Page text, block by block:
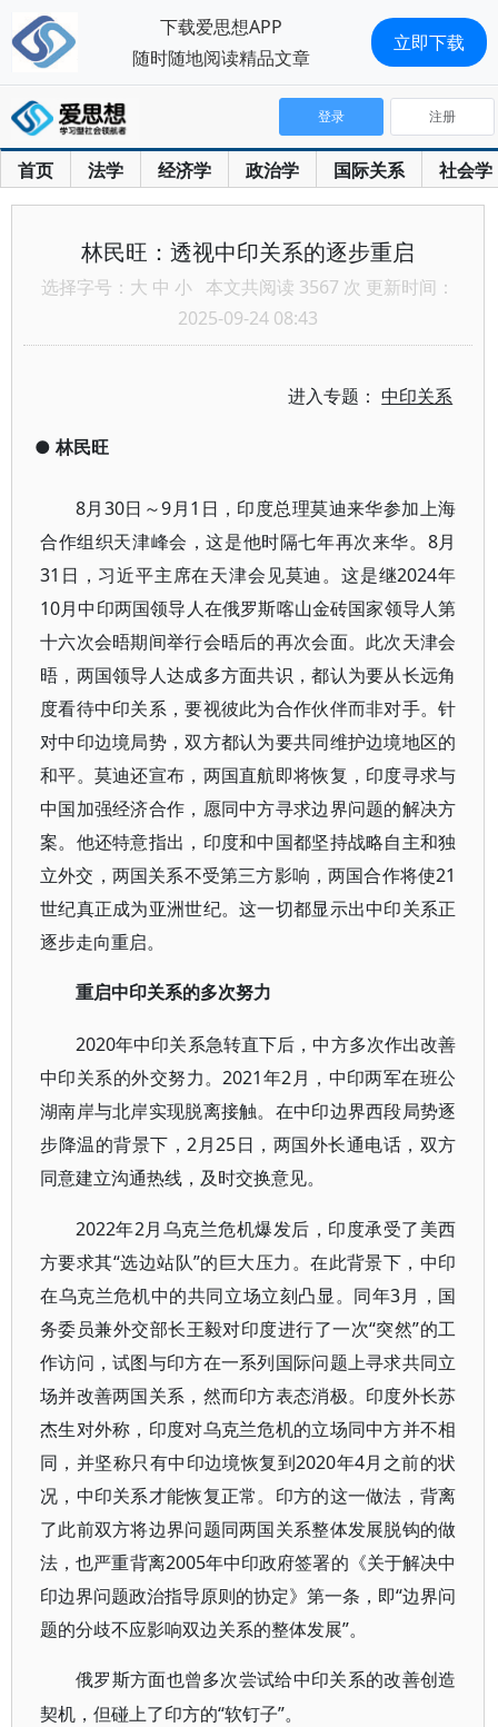
首页 法学 经济学 政治学 国际关系 社会学
登录 注册
林民旺：透视中印关系的逐步重启
选择字号： 大 中 小 本文共阅读 3567 次 更新时间：
2025-09-24 08:43
进入专题：中印关系
●林民旺
8月30日～9月1日，印度总理莫迪来华参加上海
合作组织天津峰会，这是他时隔七年再次来华。8月
31日，习近平主席在天津会见莫迪。这是继2024年
10月中印两国领导人在俄罗斯喀山金砖国家领导人第
十六次会晤期间举行会晤后的再次会面。此次天津会
晤，两国领导人达成多方面共识，都认为要从长远角
度看待中印关系，要视彼此为合作伙伴而非对手。针
对中印边境局势，双方都认为要共同维护边境地区的
和平。莫迪还宣布，两国直航即将恢复，印度寻求与
中国加强经济合作，愿同中方寻求边界问题的解决方
案。他还特意指出，印度和中国都坚持战略自主和独
立外交，两国关系不受第三方影响，两国合作将使21
世纪真正成为亚洲世纪。这一切都显示出中印关系正
逐步走向重启。
重启中印关系的多次努力
2020年中印关系急转直下后，中方多次作出改善
中印关系的外交努力。2021年2月，中印两军在班公
湖南岸与北岸实现脱离接触。在中印边界西段局势逐
步降温的背景下，2月25日，两国外长通电话，双方
同意建立沟通热线，及时交换意见。
2022年2月乌克兰危机爆发后，印度承受了美西
方要求其“选边站队”的巨大压力。在此背景下，中印
在乌克兰危机中的共同立场立刻凸显。同年3月，国
务委员兼外交部长王毅对印度进行了一次“突然”的工
作访问，试图与印方在一系列国际问题上寻求共同立
场并改善两国关系，然而印方表态消极。印度外长苏
杰生对外称，印度对乌克兰危机的立场同中方并不相
同，并坚称只有中印边境恢复到2020年4月之前的状
况，中印关系才能恢复正常。印方的这一做法，背离
了此前双方将边界问题同两国关系整体发展脱钩的做
法，也严重背离2005年中印政府签署的《关于解决中
印边界问题政治指导原则的协定》第一条，即“边界问
题的分歧不应影响双边关系的整体发展”。
俄罗斯方面也曾多次尝试给中印关系的改善创造
契机，但碰上了印方的“软钉子”。
下载爱思想APP
随时随地阅读精品文章
立即下载